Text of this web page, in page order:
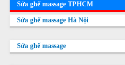
Sửa ghế massage TPHCM
Sửa ghế massage Hà Nội
Sửa ghế massage